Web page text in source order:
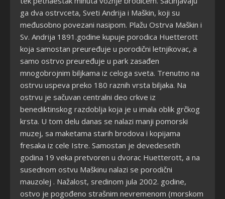
ga dva ostrvceta, Sveti Andrija i Maškin, koji su
međusobno povezani nasipom. Plažu Ostrva Maškin i
Sv. Andrija 1891.godine kupuje porodica Huetterott
koja samostan preuređuje u porodični letnjikovac, a
samo ostrvo preuređuje u park zasađen
mnogobrojnim biljkama iz celoga sveta. Trenutno na
ostrvu uspeva preko 180 raznih vrsta biljaka. Na
ostrvu je sačuvan centralni deo crkve iz
benediktinskog razdoblja koja je u imala oblik grčkog
krsta. U tom delu danas se nalazi manji pomorski
muzej, sa maketama starih brodova i kopijama
fresaka iz cele Istre. Samostan je devedesetih
godina 19 veka pretvoren u dvorac Huetterott, a na
susednom ostvu Maškinu nalazi se porodični
mauzolej . Nažalost, sredinom jula 2002. godine,
ostvo je pogođeno strašnim nevremenom (morskom